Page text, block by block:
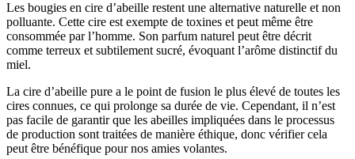
Les bougies en cire d’abeille restent une alternative naturelle et non
polluante. Cette cire est exempte de toxines et peut même être
consommée par l’homme. Son parfum naturel peut être décrit
comme terreux et subtilement sucré, évoquant l’arôme distinctif du
miel.
La cire d’abeille pure a le point de fusion le plus élevé de toutes les
cires connues, ce qui prolonge sa durée de vie. Cependant, il n’est
pas facile de garantir que les abeilles impliquées dans le processus
de production sont traitées de manière éthique, donc vérifier cela
peut être bénéfique pour nos amies volantes.